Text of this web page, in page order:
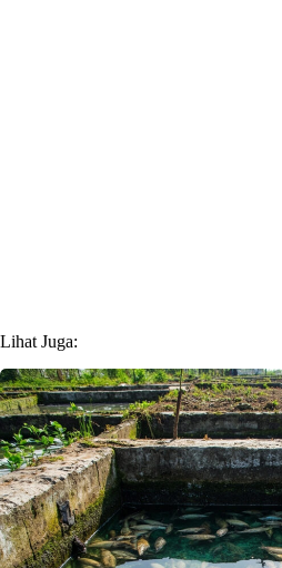
Lihat Juga: